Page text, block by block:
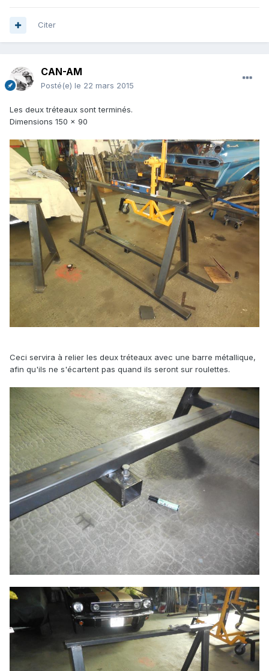
Citer
CAN-AM
Posté(e) le 22 mars 2015
Les deux tréteaux sont terminés.
Dimensions 150 x 90
Ceci servira à relier les deux tréteaux avec une barre métallique,
afin qu'ils ne s'écartent pas quand ils seront sur roulettes.